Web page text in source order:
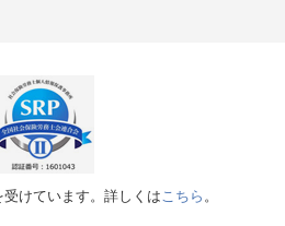
けています。詳しくはこちら 。